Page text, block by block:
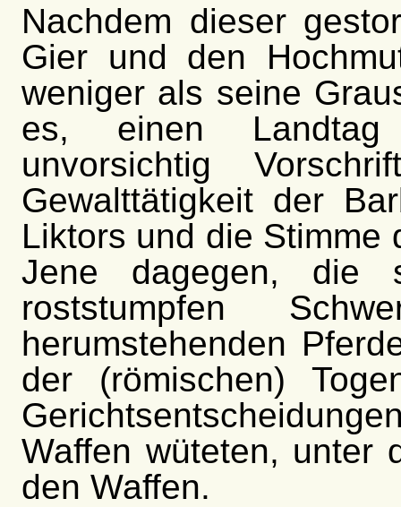
Nachdem dieser
Gier und den
weniger als seine
es, einen
unvorsichtig
Gewalttätigkeit der
Liktors und die Stimme
Jene dagegen, die
roststumpfen
herumstehenden
der (römischen)
Waffen wüteten, unter
den Waffen.